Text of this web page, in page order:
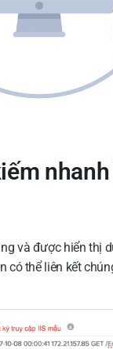
và được hiển thị
có thể liên kết